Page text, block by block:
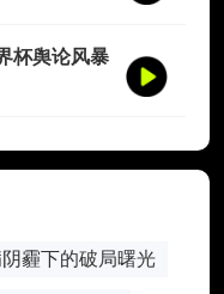
杯舆论风暴
霾下的破局曙光